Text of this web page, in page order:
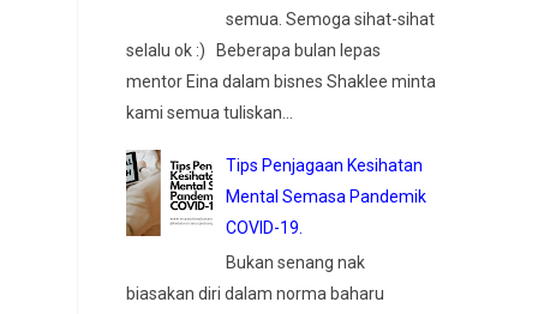
semua. Semoga sihat-sihat
selalu ok :) Beberapa bulan lepas
mentor Eina dalam bisnes Shaklee minta
kami semua tuliskan...
Tips Penjagaan Kesihatan
Mental Semasa Pandemik
COVID-19.
Bukan senang nak
biasakan diri dalam norma baharu